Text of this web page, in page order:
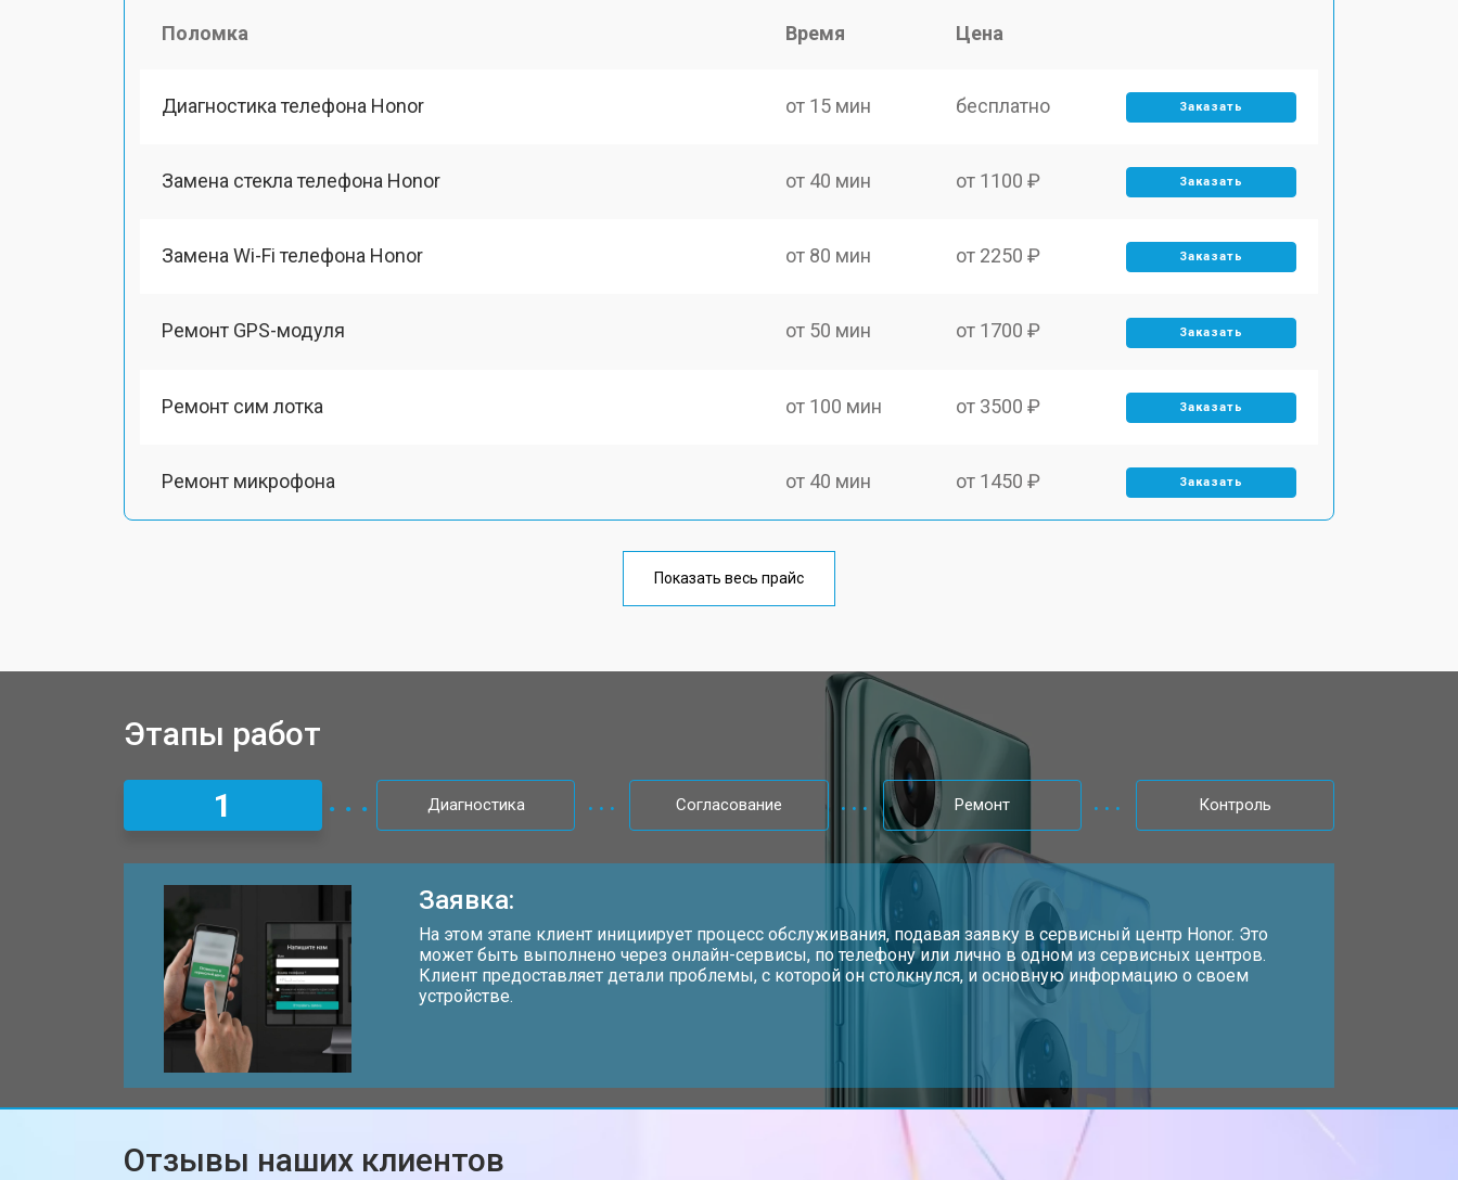
Поломка Время Цена
Диагностика телефона Honor от 15 мин бесплатно Заказать
Замена стекла телефона Honor от 40 мин от 1100 ₽ Заказать
Замена Wi-Fi телефона Honor от 80 мин от 2250 ₽ Заказать
Ремонт GPS-модуля от 50 мин от 1700 ₽ Заказать
Ремонт сим лотка от 100 мин от 3500 ₽ Заказать
Ремонт микрофона от 40 мин от 1450 ₽ Заказать
от 70 мин
от 70 мин от 1950 ₽
Замена материнской платы от 60 мин от 3300 ₽ Заказать
от 2700 ₽
Замена аккумулятора от 60 мин от 950 ₽ Заказать
Замена кнопки включения от 1750 ₽
от 3200 ₽
Ремонт динамика от 1400 ₽
Показать весь прайс
Этапы работ
1
Диагностика Согласование Ремонт Контроль
Заявка:
На этом этапе клиент инициирует процесс обслуживания, подавая заявку в сервисный центр Honor. Это
может быть выполнено через онлайн-сервисы, по телефону или лично в одном из сервисных центров.
Клиент предоставляет детали проблемы, с которой он столкнулся, и основную информацию о своем
устройстве.
Отзывы наших клиентов